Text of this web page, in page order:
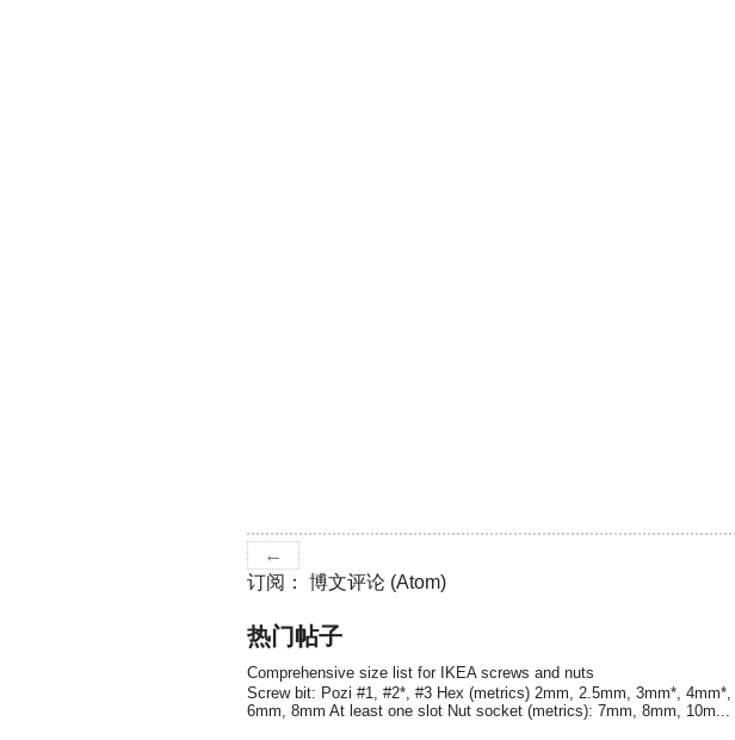
←
订阅： 博文评论 (Atom)
热门帖子
Comprehensive size list for IKEA screws and nuts
Screw bit: Pozi #1, #2*, #3 Hex (metrics) 2mm, 2.5mm, 3mm*, 4mm*,
6mm, 8mm At least one slot Nut socket (metrics): 7mm, 8mm, 10m...